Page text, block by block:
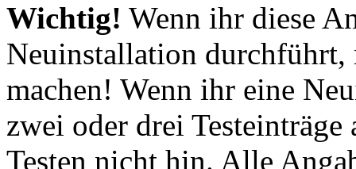
Wichtig! Wenn ihr diese
Neuinstallation
machen! Wenn ihr eine
zwei oder drei
Testen nicht hin. Alle